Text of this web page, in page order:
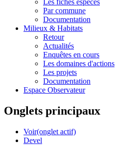
Par commune
Documentation
Milieux & Habitats
Retour
Actualités
Enquêtes en cours
Les domaines d'actions
Les projets
Documentation
Espace Observateur
Onglets principaux
Voir(onglet actif)
Devel